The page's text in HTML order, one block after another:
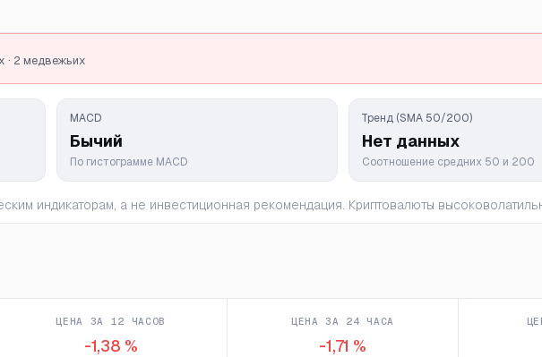
· 2 медвежьих
MACD
Бычий
По гистограмме MACD
Тренд (SMA 50/200)
Нет данных
Соотношение средних 50 и 200
индикаторам, а не инвестиционная рекомендация. Криптовалюты
ЦЕНА ЗА 12 ЧАСОВ
-1,38 %
ЦЕНА ЗА 24 ЧАСА
-1,71 %